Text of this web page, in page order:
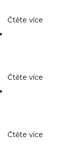
Čtěte více
Čtěte více
Čtěte více